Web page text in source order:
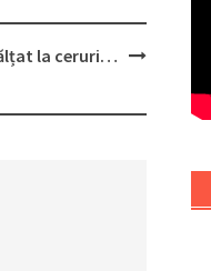
la ceruri…